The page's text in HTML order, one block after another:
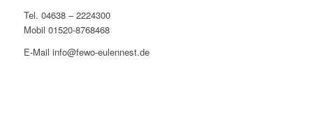
Tel. 04638 – 2224300
Mobil 01520-8768468
E-Mail info@fewo-eulennest.de